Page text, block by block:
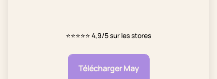
⭐⭐⭐⭐⭐ 4,9/5 sur les stores
Télécharger May